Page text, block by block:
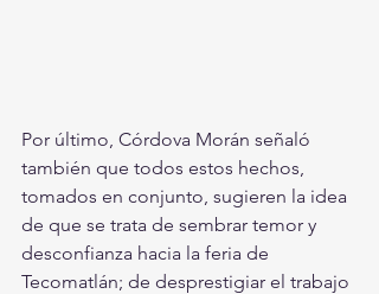
Por último, Córdova Morán señaló
también que todos estos hechos,
tomados en conjunto, sugieren la idea
de que se trata de sembrar temor y
desconfianza hacia la feria de
Tecomatlán; de desprestigiar el trabajo